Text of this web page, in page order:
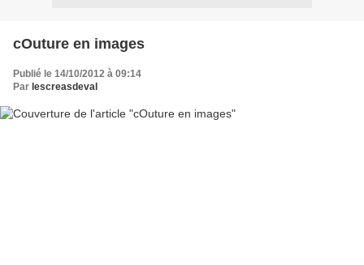
cOuture en images
Publié le 14/10/2012 à 09:14
Par lescreasdeval